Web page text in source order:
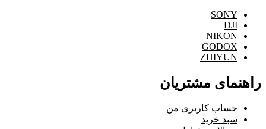
SONY
DJI
NIKON
GODOX
ZHIYUN
راهنمای مشتریان
حساب کاربری من
سبد خرید